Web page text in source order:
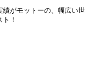
績がモットーの、幅広い世
！